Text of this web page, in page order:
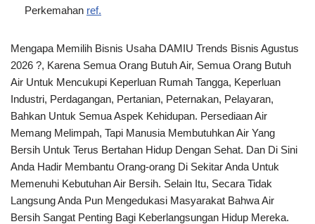
Perkemahan ref.
Mengapa Memilih Bisnis Usaha DAMIU Trends Bisnis Agustus
2026 ?, Karena Semua Orang Butuh Air, Semua Orang Butuh
Air Untuk Mencukupi Keperluan Rumah Tangga, Keperluan
Industri, Perdagangan, Pertanian, Peternakan, Pelayaran,
Bahkan Untuk Semua Aspek Kehidupan. Persediaan Air
Memang Melimpah, Tapi Manusia Membutuhkan Air Yang
Bersih Untuk Terus Bertahan Hidup Dengan Sehat. Dan Di Sini
Anda Hadir Membantu Orang-orang Di Sekitar Anda Untuk
Memenuhi Kebutuhan Air Bersih. Selain Itu, Secara Tidak
Langsung Anda Pun Mengedukasi Masyarakat Bahwa Air
Bersih Sangat Penting Bagi Keberlangsungan Hidup Mereka.